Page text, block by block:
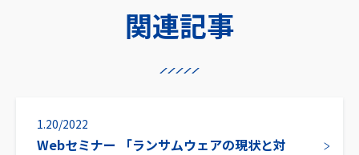
関連記事
1.20/2022
Webセミナー 「ランサムウェアの現状と対